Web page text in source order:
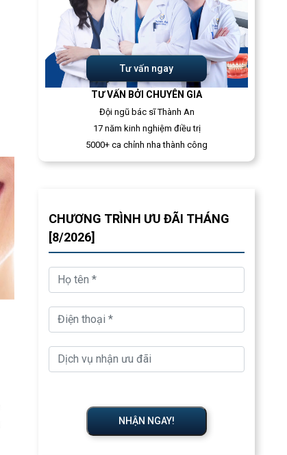
Tư vấn ngay
TƯ VẤN BỞI CHUYÊN GIA
Đội ngũ bác sĩ Thành An
17 năm kinh nghiệm điều trị
5000+ ca chỉnh nha thành công
CHƯƠNG TRÌNH ƯU ĐÃI THÁNG
[8/2026]
NHẬN NGAY!